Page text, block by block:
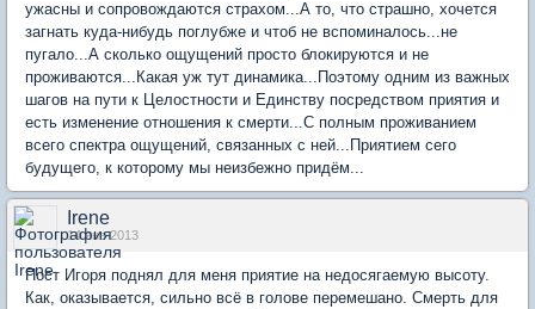
ужасны и сопровождаются страхом...А то, что страшно, хочется
загнать куда-нибудь поглубже и чтоб не вспоминалось...не
пугало...А сколько ощущений просто блокируются и не
проживаются...Какая уж тут динамика...Поэтому одним из важных
шагов на пути к Целостности и Единству посредством приятия и
есть изменение отношения к смерти...С полным проживанием
всего спектра ощущений, связанных с ней...Приятием сего
будущего, к которому мы неизбежно придём...
Irene
14 янв 2013
Пост Игоря поднял для меня приятие на недосягаемую высоту.
Как, оказывается, сильно всё в голове перемешано. Смерть для